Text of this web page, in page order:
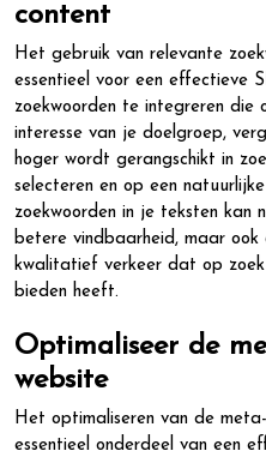
content
Het gebruik van relevante
essentieel voor een effectieve
zoekwoorden te integreren die
interesse van je doelgroep,
hoger wordt gerangschikt in
selecteren en op een
zoekwoorden in je teksten kan
betere vindbaarheid, maar
kwalitatief verkeer dat op
bieden heeft.
Optimaliseer de
website
Het optimaliseren van de
essentieel onderdeel van een